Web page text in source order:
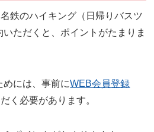
鉄のハイキング（日帰りバスツ
ただくと、ポイントがたまりま
めには、事前にWEB会員登録
く必要があります。